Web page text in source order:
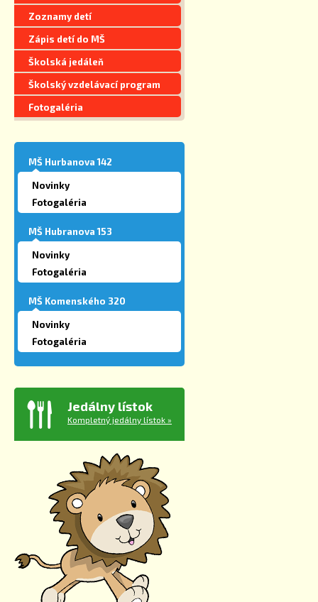
Zoznamy detí
Zápis detí do MŠ
Školská jedáleň
Školský vzdelávací program
Fotogaléria
MŠ Hurbanova 142
Novinky
Fotogaléria
MŠ Hubranova 153
Novinky
Fotogaléria
MŠ Komenského 320
Novinky
Fotogaléria
Jedálny lístok
Kompletný jedálny lístok »